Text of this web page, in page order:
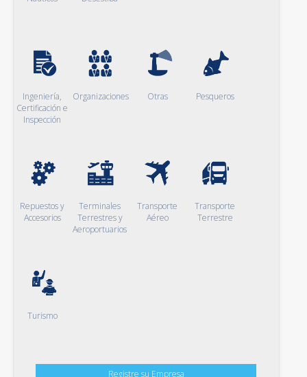
Ingeniería,
Certificación e
Inspección
Organizaciones Otras Pesqueros
Repuestos y
Accesorios
Terminales
Terrestres y
Aeroportuarios
Transporte
Aéreo
Transporte
Terrestre
Turismo
Registre su Empresa